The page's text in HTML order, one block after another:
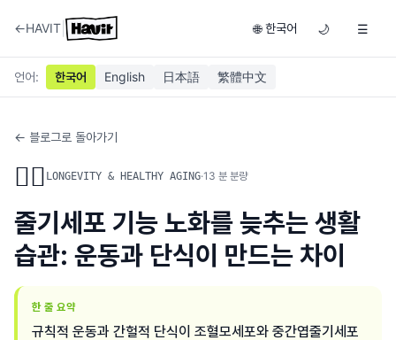
←HAVIT 🌐 한국어 🌙 ☰
언어: 한국어 English 日本語 繁體中文
← 블로그로 돌아가기
🏃‍♂️ LONGEVITY & HEALTHY AGING·13 분 분량
줄기세포 기능 노화를 늦추는 생활
습관: 운동과 단식이 만드는 차이
한 줄 요약
규칙적 운동과 간헐적 단식이 조혈모세포와 중간엽줄기세포